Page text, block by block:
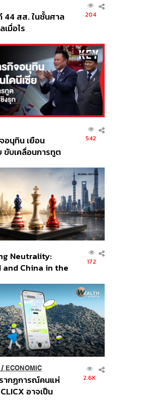
44 สส. ในชั้นศาล
เมื่อไร
204
อนุทิน เยือน
ขับเคลื่อนการทูต
สตร์ไทย –
542
Neutrality:
China in the
172
ECONOMIC
รากฏการณ์คนแห่
อาจเป็น
2.6K